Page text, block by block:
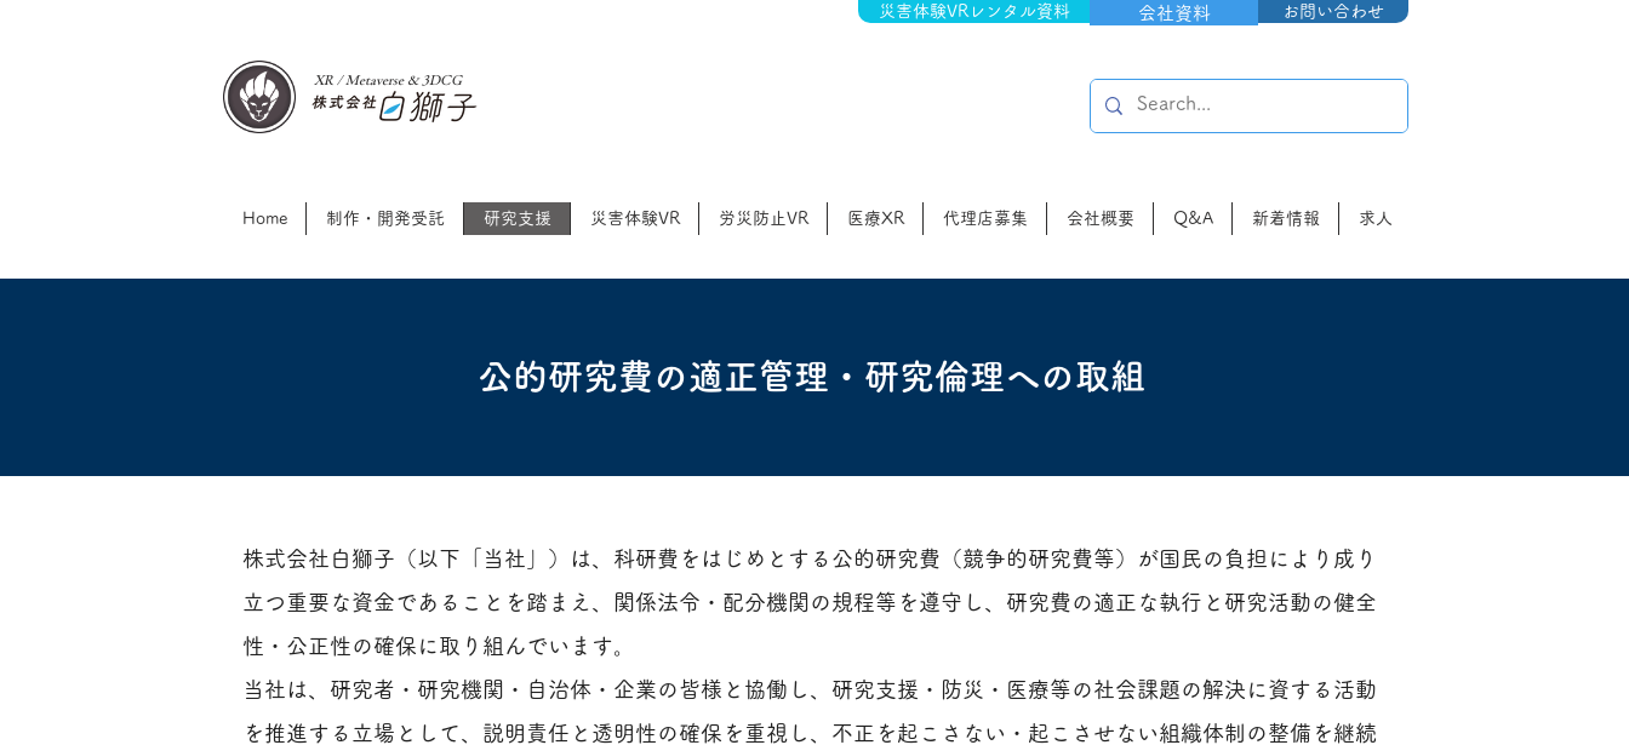
XR / Metaverse & 3DCG​
災害体験VRレンタル資料 会社資料 お問い合わせ
Home 制作・開発受託 研究支援 災害体験VR 労災防止VR 医療XR 代理店募集 会社概要 Q&A 新着情報 求人
公的研究費の適正管理・研究倫理への取組
株式会社白獅子（以下「当社」）は、科研費をはじめとする公的研究費（競争的研究費等）が国民の負担により成り
立つ重要な資金であることを踏まえ、関係法令・配分機関の規程等を遵守し、研究費の適正な執行と研究活動の健全
性・公正性の確保に取り組んでいます。
当社は、研究者・研究機関・自治体・企業の皆様と協働し、研究支援・防災・医療等の社会課題の解決に資する活動
を推進する立場として、説明責任と透明性の確保を重視し、不正を起こさない・起こさせない組織体制の整備を継続